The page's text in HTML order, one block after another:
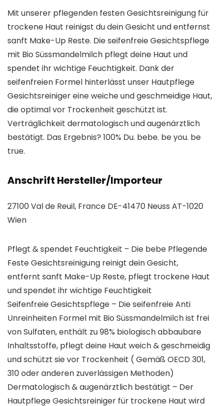
Mit unserer pflegenden festen Gesichtsreinigung für
trockene Haut reinigst du dein Gesicht und entfernst
sanft Make-Up Reste. Die seifenfreie Gesichtspflege
mit Bio Süssmandelmilch pflegt deine Haut und
spendet ihr wichtige Feuchtigkeit. Dank der
seifenfreien Formel hinterlässt unser Hautpflege
Gesichtsreiniger eine weiche und geschmeidige Haut,
die optimal vor Trockenheit geschützt ist.
Verträglichkeit dermatologisch und augenärztlich
bestätigt. Das Ergebnis? 100% Du. bebe. be you. be
true.
Anschrift Hersteller/Importeur
27100 Val de Reuil, France DE-41470 Neuss AT-1020
Wien
Pflegt & spendet Feuchtigkeit – Die bebe Pflegende
Feste Gesichtsreinigung reinigt dein Gesicht,
entfernt sanft Make-Up Reste, pflegt trockene Haut
und spendet ihr wichtige Feuchtigkeit
Seifenfreie Gesichtspflege – Die seifenfreie Anti
Unreinheiten Formel mit Bio Süssmandelmilch ist frei
von Sulfaten, enthält zu 98% biologisch abbaubare
Inhaltsstoffe, pflegt deine Haut weich & geschmeidig
und schützt sie vor Trockenheit ( Gemäß OECD 301,
310 oder anderen zuverlässigen Methoden)
Dermatologisch & augenärztlich bestätigt – Der
Hautpflege Gesichtsreiniger für trockene Haut wird